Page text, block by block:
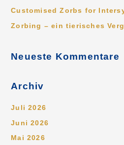
Customised Zorbs for
Zorbing – ein tierisches
Neueste Kommentare
Archiv
Juli 2026
Juni 2026
Mai 2026